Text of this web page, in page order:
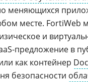
меняющихся
месте. FortiWeb
и
предложение в
как контейнер
безопасности